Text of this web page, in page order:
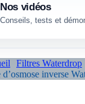
Nos vidéos
Conseils, tests et
Filtres Waterdrop
d’osmose inverse